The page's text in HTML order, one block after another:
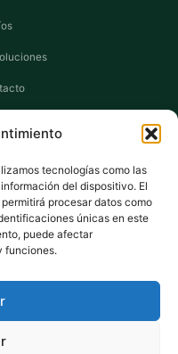
tecnologías como las
del dispositivo. El
procesar datos como
únicas en este
puede afectar
funciones.